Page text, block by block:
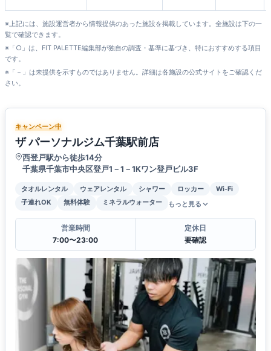
※上記には、施設運営者から情報提供のあった施設を掲載しています。全施設は下の一
覧で確認できます。
※「○」は、FIT PALETTE編集部が独自の調査・基準に基づき、特におすすめする項目
です。
※「－」は未提供を示すものではありません。詳細は各施設の公式サイトをご確認くだ
さい。
キャンペーン中
ザ パーソナルジム千葉駅前店
西登戸駅から徒歩14分
千葉県千葉市中央区登戸1－1－1Kワン登戸ビル3F
タオルレンタル ウェアレンタル シャワー ロッカー
Wi-Fi
子連れOK
無料体験 ミネラルウォーター もっと見る
営業時間
7:00〜23:00
定休日
要確認